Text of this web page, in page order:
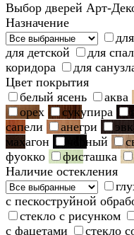
Выбор дверей Арт-
Назначение
для детской
для
коридора
для
Цвет покрытия
белый ясень
аква
орех
сукупира
сапели
анегри
махагон
черный
фуокко
фисташка
Наличие остекления
с пескоструйной
стекло с рисунком
с фацетами
стекло